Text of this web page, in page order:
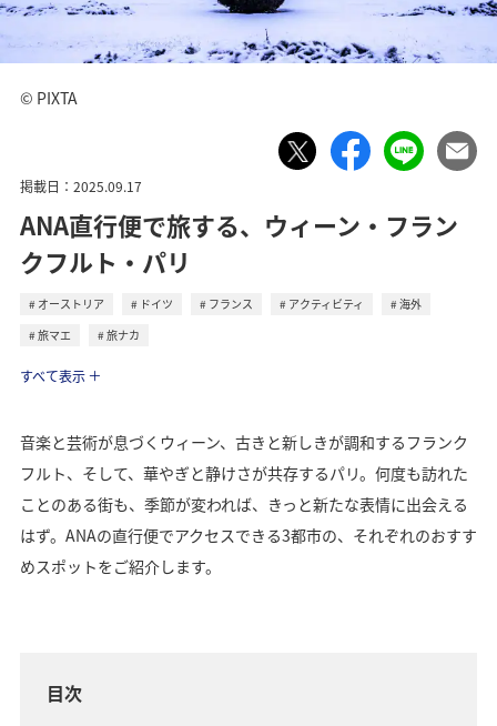
© PIXTA
掲載日：2025.09.17
ANA直行便で旅する、ウィーン・フラン
クフルト・パリ
オーストリア ドイツ フランス アクティビティ
海外
旅マエ
旅ナカ
すべて表示
音楽と芸術が息づくウィーン、古きと新しきが調和するフランク
フルト、そして、華やぎと静けさが共存するパリ。何度も訪れた
ことのある街も、季節が変われば、きっと新たな表情に出会える
はず。ANAの直行便でアクセスできる3都市の、それぞれのおすす
めスポットをご紹介します。
目次